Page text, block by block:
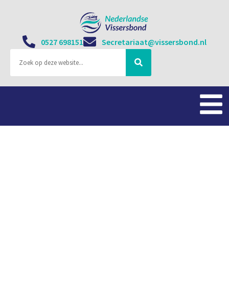
0527 698151 Secretariaat@vissersbond.nl